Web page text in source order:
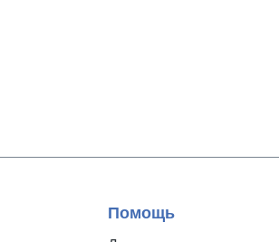
Помощь